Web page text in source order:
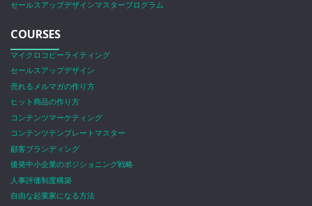
セールスアップデザインマスタープログラム
COURSES
マイクロコピーライティング
セールスアップデザイン
売れるメルマガの作り方
ヒット商品の作り方
コンテンツマーケティング
コンテンツテンプレートマスター
顧客ブランディング
後発中小企業のポジショニング戦略
人事評価制度構築
自由な起業家になる方法